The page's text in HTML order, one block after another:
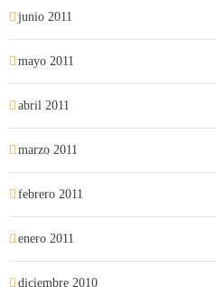
junio 2011
mayo 2011
abril 2011
marzo 2011
febrero 2011
enero 2011
diciembre 2010